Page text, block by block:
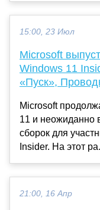
15:00, 23 Июл
Microsoft
Windows 11
«Пуск»,
Microsoft
11 и неожиданно
сборок для
Insider. На этот
21:00, 16 Апр